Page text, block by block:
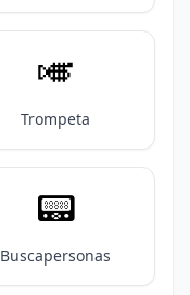
🎺
Trompeta
📟️
Buscapersonas